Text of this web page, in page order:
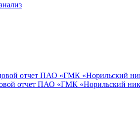
отчет ПАО «ГМК «Норильский
отчет ПАО «ГМК «Норильский